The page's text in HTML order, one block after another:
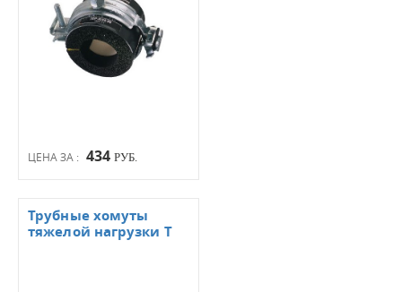
ЦЕНА ЗА : 434 РУБ.
Трубные хомуты
тяжелой нагрузки T